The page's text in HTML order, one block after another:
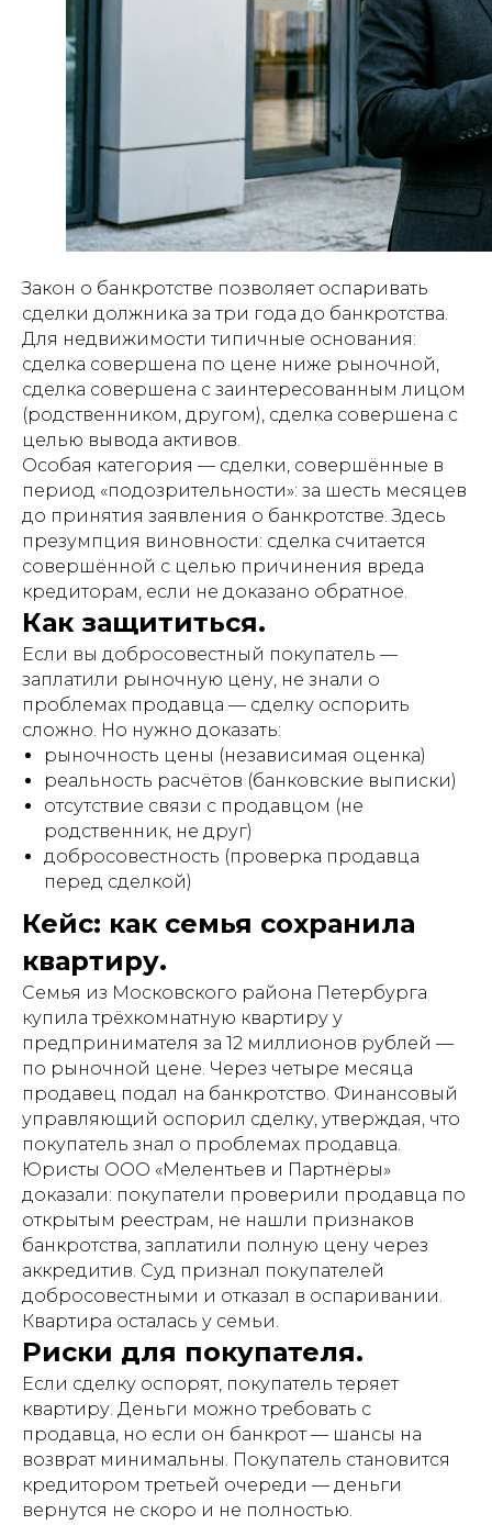
Закон о банкротстве позволяет оспаривать
сделки должника за три года до банкротства.
Для недвижимости типичные основания:
сделка совершена по цене ниже рыночной,
сделка совершена с заинтересованным лицом
(родственником, другом), сделка совершена с
целью вывода активов.
Особая категория — сделки, совершённые в
период «подозрительности»: за шесть месяцев
до принятия заявления о банкротстве. Здесь
презумпция виновности: сделка считается
совершённой с целью причинения вреда
кредиторам, если не доказано обратное.
Как защититься.
Если вы добросовестный покупатель —
заплатили рыночную цену, не знали о
проблемах продавца — сделку оспорить
сложно. Но нужно доказать:
рыночность цены (независимая оценка)
реальность расчётов (банковские выписки)
отсутствие связи с продавцом (не
родственник, не друг)
добросовестность (проверка продавца
перед сделкой)
Кейс: как семья сохранила
квартиру.
Семья из Московского района Петербурга
купила трёхкомнатную квартиру у
предпринимателя за 12 миллионов рублей —
по рыночной цене. Через четыре месяца
продавец подал на банкротство. Финансовый
управляющий оспорил сделку, утверждая, что
покупатель знал о проблемах продавца.
Юристы ООО «Мелентьев и Партнёры»
доказали: покупатели проверили продавца по
открытым реестрам, не нашли признаков
банкротства, заплатили полную цену через
аккредитив. Суд признал покупателей
добросовестными и отказал в оспаривании.
Квартира осталась у семьи.
Риски для покупателя.
Если сделку оспорят, покупатель теряет
квартиру. Деньги можно требовать с
продавца, но если он банкрот — шансы на
возврат минимальны. Покупатель становится
кредитором третьей очереди — деньги
вернутся не скоро и не полностью.